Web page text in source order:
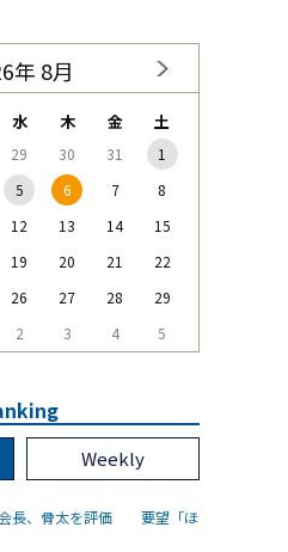
年 8月
水 木 金 土
29 30 31
1
5 6 7
8
12 13 14
15
19 20 21
22
26 27 28
29
2 3 4 5
Weekly
会長、骨太を評価 要望「ほ